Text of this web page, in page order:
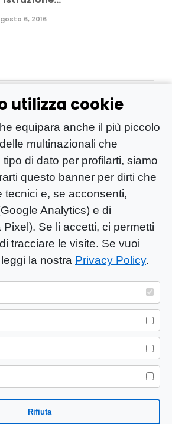
utilizza cookie
equipara anche il più piccolo
multinazionali che
di dato per profilarti, siamo
questo banner per dirti che
tecnici e, se acconsenti,
Analytics) e di
Se li accetti, ci permetti
tracciare le visite. Se vuoi
la nostra Privacy Policy.
Rifiuta
6, 2016
è una testata
di Mastino S.R.L.
Trib. Santa Maria
n° 900 del 31/01/2025 |
– VIA LORENZO MARIA